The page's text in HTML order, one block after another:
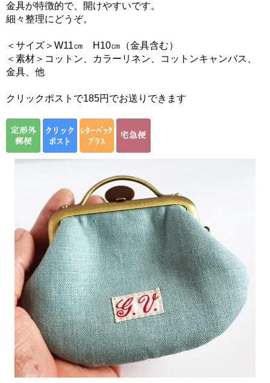
金具が特徴的で、開けやすいです。
細々整理にどうぞ。
＜サイズ＞W11㎝ H10㎝（金具含む）
＜素材＞コットン、カラーリネン、コットンキャンバス、
金具、他
クリックポストで185円でお送りできます